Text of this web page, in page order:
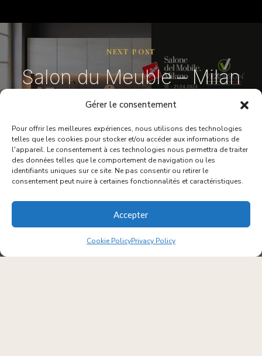
Gérer le consentement
Pour offrir les meilleures expériences, nous utilisons des technologies
telles que les cookies pour stocker et/ou accéder aux informations de
l'appareil. Le consentement à ces technologies nous permettra de traiter
des données telles que le comportement de navigation ou les
identifiants uniques sur ce site. Ne pas consentir ou retirer le
consentement peut nuire à certaines fonctionnalités et caractéristiques.
Accepter
Cookie PolicyPrivacy Policy
NEXT POST
Salon du Meuble – Milan
2024
PREVIOUS POST
10. VezzDesign et les
nouveautés exposées à la
60e édition du Salon du
Meuble de Milan Mai